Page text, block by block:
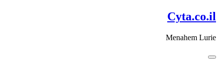
דלג
לתוכן
Cyta.co.il
Menahem Lurie